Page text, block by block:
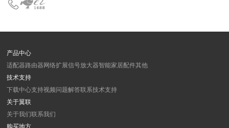
产品中心
适配器路由器 网络扩展信号放大器智能家居配件其他
技术支持
下载中心支持视频问题解答联系技术支持
关于翼联
关于我们联系我们
购买地方